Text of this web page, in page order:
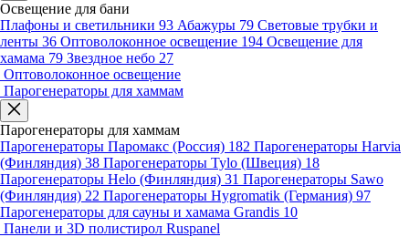
Освещение для бани
Плафоны и светильники 93 Абажуры 79 Световые трубки и
ленты 36 Оптоволоконное освещение 194 Освещение для
хамама 79 Звездное небо 27
Оптоволоконное освещение
Парогенераторы для хаммам
Парогенераторы для хаммам
Парогенераторы Паромакс (Россия) 182 Парогенераторы Harvia
(Финляндия) 38 Парогенераторы Tylo (Швеция) 18
Парогенераторы Helo (Финляндия) 31 Парогенераторы Sawo
(Финляндия) 22 Парогенераторы Hygromatik (Германия) 97
Парогенераторы для сауны и хамама Grandis 10
Панели и 3D полистирол Ruspanel